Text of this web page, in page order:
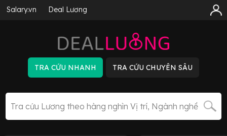
Salary.vn Deal Lương